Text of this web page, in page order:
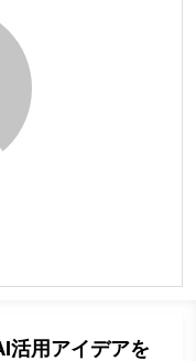
活用アイデアを